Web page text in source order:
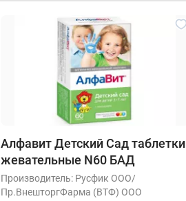
Алфавит Детский Сад таблетки
жевательные N60 БАД
Производитель: Русфик ООО/
Пр.ВнешторгФарма (ВТФ) ООО